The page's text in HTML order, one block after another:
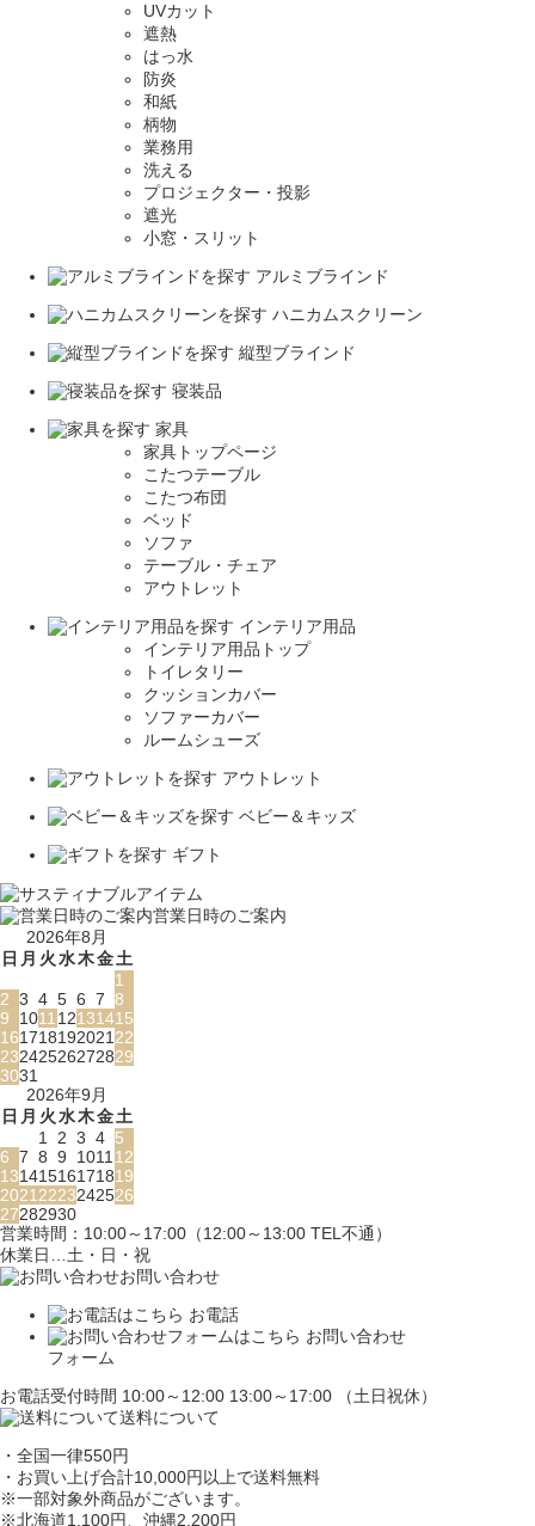
UVカット
遮熱
はっ水
防炎
和紙
柄物
業務用
洗える
プロジェクター・投影
遮光
小窓・スリット
アルミブラインド
ハニカムスクリーン
縦型ブラインド
寝装品
家具
家具トップページ
こたつテーブル
こたつ布団
ベッド
ソファ
テーブル・チェア
アウトレット
インテリア用品
インテリア用品トップ
トイレタリー
クッションカバー
ソファーカバー
ルームシューズ
アウトレット
ベビー＆キッズ
ギフト
営業日時のご案内
2026年8月
日 月 火水木金土
1
2 3 4 5 6 7 8
9
101112131415
16171819202122
23242526272829
3031
2026年9月
日 月 火水木金土
1 2 3 4 5
6 7 8 9 101112
13141516171819
20212223242526
27282930
営業時間：10:00～17:00（12:00～13:00 TEL不通）
休業日…土・日・祝
お問い合わせ
お電話
お問い合わせ
フォーム
お電話受付時間 10:00～12:00 13:00～17:00 （土日祝休）
送料について
・全国一律550円
・お買い上げ合計10,000円 以上で送料無料
※一部対象外商品がございます。
※北海道1,100円、沖縄2,200円